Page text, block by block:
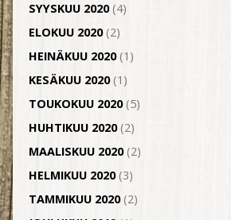
SYYSKUU 2020(4)
ELOKUU 2020(2)
HEINÄKUU 2020(1)
KESÄKUU 2020(1)
TOUKOKUU 2020(5)
HUHTIKUU 2020(2)
MAALISKUU 2020(2)
HELMIKUU 2020(3)
TAMMIKUU 2020(2)